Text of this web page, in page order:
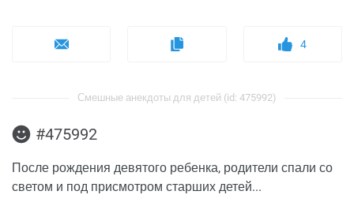
4
Смешные анекдоты для детей (id: 475992)
#475992
После рождения девятого ребенка, родители спали со
светом и под присмотром старших детей...